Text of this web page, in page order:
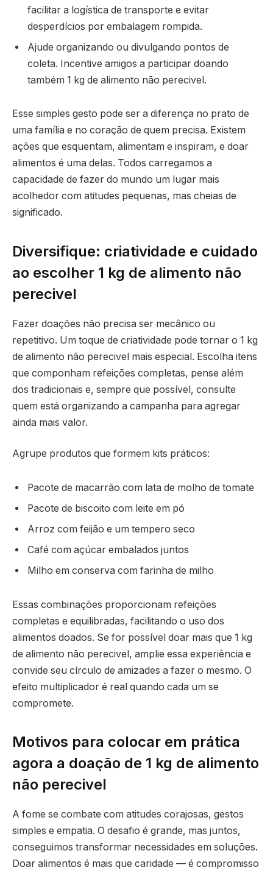
facilitar a logística de transporte e evitar
desperdícios por embalagem rompida.
Ajude organizando ou divulgando pontos de
coleta. Incentive amigos a participar doando
também 1 kg de alimento não perecivel.
Esse simples gesto pode ser a diferença no prato de
uma família e no coração de quem precisa. Existem
ações que esquentam, alimentam e inspiram, e doar
alimentos é uma delas. Todos carregamos a
capacidade de fazer do mundo um lugar mais
acolhedor com atitudes pequenas, mas cheias de
significado.
Diversifique: criatividade e cuidado
ao escolher 1 kg de alimento não
perecivel
Fazer doações não precisa ser mecânico ou
repetitivo. Um toque de criatividade pode tornar o 1 kg
de alimento não perecivel mais especial. Escolha itens
que componham refeições completas, pense além
dos tradicionais e, sempre que possível, consulte
quem está organizando a campanha para agregar
ainda mais valor.
Agrupe produtos que formem kits práticos:
Pacote de macarrão com lata de molho de tomate
Pacote de biscoito com leite em pó
Arroz com feijão e um tempero seco
Café com açúcar embalados juntos
Milho em conserva com farinha de milho
Essas combinações proporcionam refeições
completas e equilibradas, facilitando o uso dos
alimentos doados. Se for possível doar mais que 1 kg
de alimento não perecivel, amplie essa experiência e
convide seu círculo de amizades a fazer o mesmo. O
efeito multiplicador é real quando cada um se
compromete.
Motivos para colocar em prática
agora a doação de 1 kg de alimento
não perecivel
A fome se combate com atitudes corajosas, gestos
simples e empatia. O desafio é grande, mas juntos,
conseguimos transformar necessidades em soluções.
Doar alimentos é mais que caridade — é compromisso